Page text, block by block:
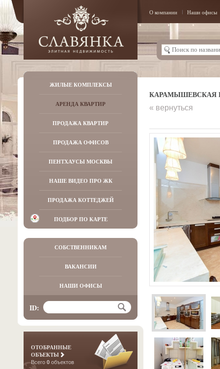
О компании Наши офисы
ЖИЛЫЕ КОМПЛЕКСЫ
АРЕНДА КВАРТИР
ПРОДАЖА КВАРТИР
ПРОДАЖА ОФИСОВ
ПЕНТХАУСЫ МОСКВЫ
НАШЕ ВИДЕО ПРО ЖК
ПРОДАЖА КОТТЕДЖЕЙ
ПОДБОР ПО КАРТЕ
СОБСТВЕННИКАМ
ВАКАНСИИ
НАШИ ОФИСЫ
ID:
ОТОБРАННЫЕ
ОБЪЕКТЫ
Всего 0 объектов
КАРАМЫШЕВСКАЯ
« вернуться